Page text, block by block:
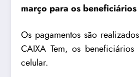
março para os
Os pagamentos são
CAIXA Tem, os
celular.